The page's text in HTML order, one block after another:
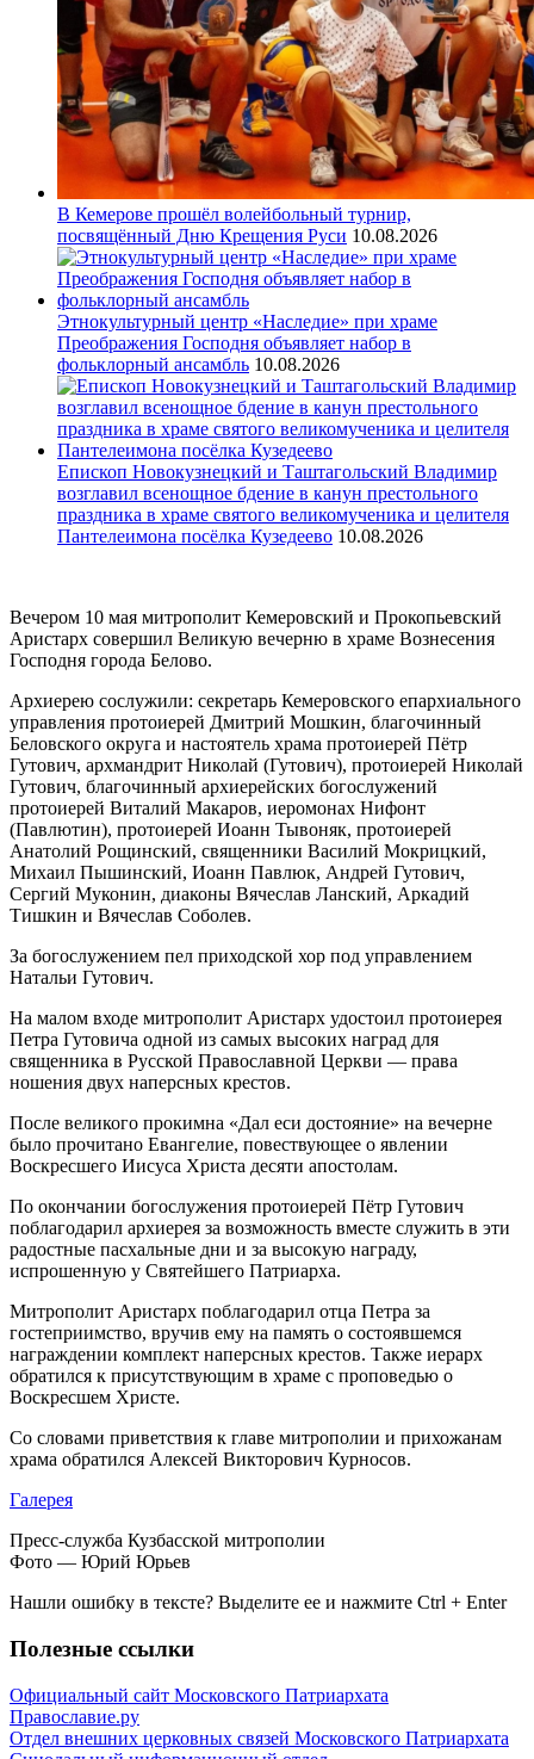
В Кемерове прошёл волейбольный турнир,
посвящённый Дню Крещения Руси 10.08.2026
Этнокультурный центр «Наследие» при храме
Преображения Господня объявляет набор в
фольклорный ансамбль 10.08.2026
Епископ Новокузнецкий и Таштагольский Владимир
возглавил всенощное бдение в канун престольного
праздника в храме святого великомученика и целителя
Пантелеимона посёлка Кузедеево 10.08.2026
Вечером 10 мая митрополит Кемеровский и Прокопьевский
Аристарх совершил Великую вечерню в храме Вознесения
Господня города Белово.
Архиерею сослужили: секретарь Кемеровского епархиального
управления протоиерей Дмитрий Мошкин, благочинный
Беловского округа и настоятель храма протоиерей Пётр
Гутович, архмандрит Николай (Гутович), протоиерей Николай
Гутович, благочинный архиерейских богослужений
протоиерей Виталий Макаров, иеромонах Нифонт
(Павлютин), протоиерей Иоанн Тывоняк, протоиерей
Анатолий Рощинский, священники Василий Мокрицкий,
Михаил Пышинский, Иоанн Павлюк, Андрей Гутович,
Сергий Муконин, диаконы Вячеслав Ланский, Аркадий
Тишкин и Вячеслав Соболев.
За богослужением пел приходской хор под управлением
Натальи Гутович.
На малом входе митрополит Аристарх удостоил протоиерея
Петра Гутовича одной из самых высоких наград для
священника в Русской Православной Церкви — права
ношения двух наперсных крестов.
После великого прокимна «Дал еси достояние» на вечерне
было прочитано Евангелие, повествующее о явлении
Воскресшего Иисуса Христа десяти апостолам.
По окончании богослужения протоиерей Пётр Гутович
поблагодарил архиерея за возможность вместе служить в эти
радостные пасхальные дни и за высокую награду,
испрошенную у Святейшего Патриарха.
Митрополит Аристарх поблагодарил отца Петра за
гостеприимство, вручив ему на память о состоявшемся
награждении комплект наперсных крестов. Также иерарх
обратился к присутствующим в храме с проповедью о
Воскресшем Христе.
Со словами приветствия к главе митрополии и прихожанам
храма обратился Алексей Викторович Курносов.
Галерея
Пресс-служба Кузбасской митрополии
Фото — Юрий Юрьев
Нашли ошибку в тексте? Выделите ее и нажмите Ctrl + Enter
Полезные ссылки
Официальный сайт Московского Патриархата
Православие.ру
Отдел внешних церковных связей Московского Патриархата